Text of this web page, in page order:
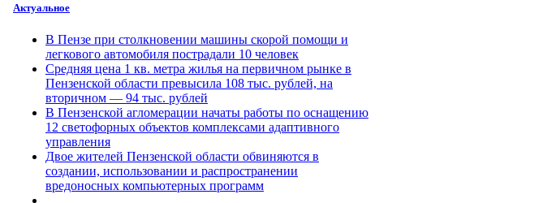
Актуальное
В Пензе при столкновении машины скорой помощи и
легкового автомобиля пострадали 10 человек
Средняя цена 1 кв. метра жилья на первичном рынке в
Пензенской области превысила 108 тыс. рублей, на
вторичном — 94 тыс. рублей
В Пензенской агломерации начаты работы по оснащению
12 светофорных объектов комплексами адаптивного
управления
Двое жителей Пензенской области обвиняются в
создании, использовании и распространении
вредоносных компьютерных программ